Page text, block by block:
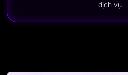
dịch vụ.